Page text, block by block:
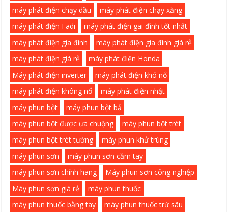
máy phát điện chạy dầu
máy phát điện chạy xăng
máy phát điện Fadi
máy phát điện gai đình tốt nhất
máy phát điện gia đình
máy phát điện gia đình giá rẻ
máy phát điện giá rẻ
máy phát điện Honda
Máy phát điện inverter
máy phát điện khó nổ
máy phát điện không nổ
máy phát điện nhật
máy phun bột
máy phun bột bả
máy phun bột được ưa chuộng
máy phun bột trét
máy phun bột trét tường
máy phun khử trùng
máy phun sơn
máy phun sơn cầm tay
máy phun sơn chính hãng
Máy phun sơn công nghiệp
Máy phun sơn giá rẻ
máy phun thuốc
máy phun thuốc bằng tay
máy phun thuốc trừ sâu